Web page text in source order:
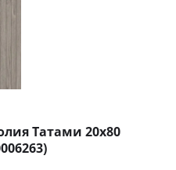
Татами 20x80